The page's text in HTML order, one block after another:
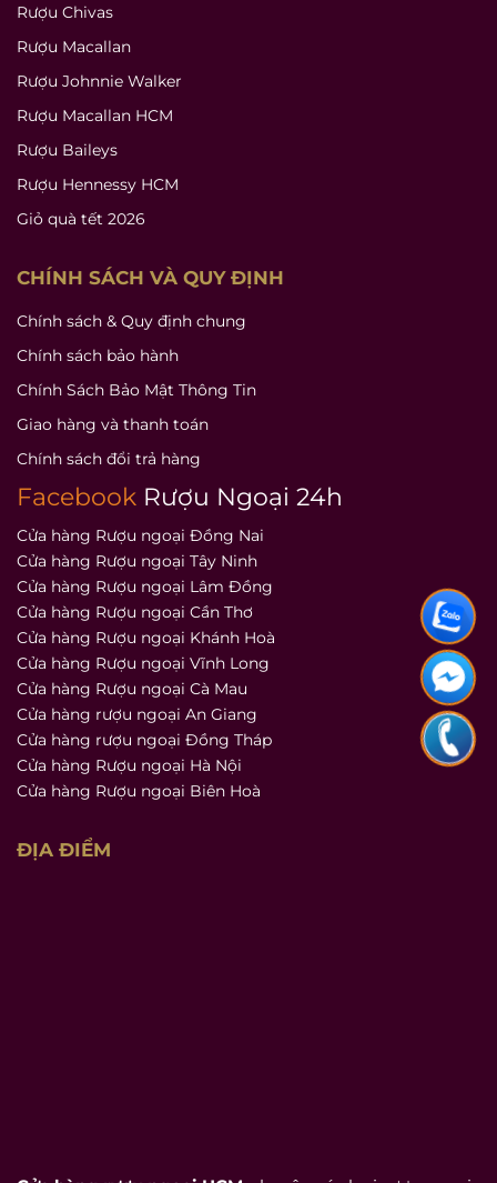
Rượu Chivas
Rượu Macallan
Rượu Johnnie Walker
Rượu Macallan HCM
Rượu Baileys
Rượu Hennessy HCM
Giỏ quà tết 2026
CHÍNH SÁCH VÀ QUY ĐỊNH
Chính sách & Quy định chung
Chính sách bảo hành
Chính Sách Bảo Mật Thông Tin
Giao hàng và thanh toán
Chính sách đổi trả hàng
Facebook Rượu Ngoại 24h
Cửa hàng Rượu ngoại Đồng Nai
Cửa hàng Rượu ngoại Tây Ninh
Cửa hàng Rượu ngoại Lâm Đồng
Cửa hàng Rượu ngoại Cần Thơ
Cửa hàng Rượu ngoại Khánh Hoà
Cửa hàng Rượu ngoại Vĩnh Long
Cửa hàng Rượu ngoại Cà Mau
Cửa hàng rượu ngoại An Giang
Cửa hàng rượu ngoại Đồng Tháp
Cửa hàng Rượu ngoại Hà Nội
Cửa hàng Rượu ngoại Biên Hoà
ĐỊA ĐIỂM